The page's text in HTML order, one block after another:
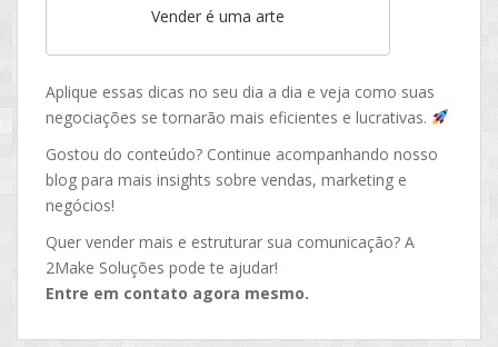
Vender é uma arte
Aplique essas dicas no seu dia a dia e veja como suas
negociações se tornarão mais eficientes e lucrativas.
Gostou do conteúdo? Continue acompanhando nosso
blog para mais insights sobre vendas, marketing e
negócios!
Quer vender mais e estruturar sua comunicação? A
2Make Soluções pode te ajudar!
Entre em contato agora mesmo.